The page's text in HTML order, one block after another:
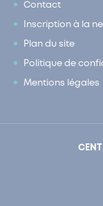
Contact
Inscription à la
Plan du site
Politique de
Mentions légales